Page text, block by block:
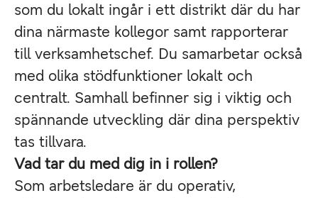
som du lokalt ingår i ett distrikt där du har
dina närmaste kollegor samt rapporterar
till verksamhetschef. Du samarbetar också
med olika stödfunktioner lokalt och
centralt. Samhall befinner sig i viktig och
spännande utveckling där dina perspektiv
tas tillvara.
Vad tar du med dig in i rollen?
Som arbetsledare är du operativ,